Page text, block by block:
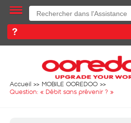
Accueil
MOBILE OOREDOO
Question: « Débit sans prévenir ? »